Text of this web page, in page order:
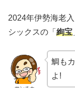
2024年伊勢海老
シックスの「 絢宝
鯛も
よ!